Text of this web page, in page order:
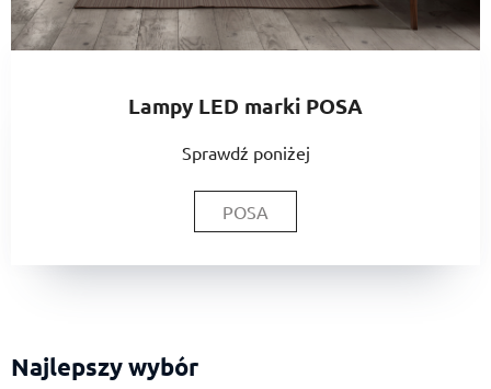
Lampy LED marki POSA
Sprawdź poniżej
POSA
Najlepszy wybór